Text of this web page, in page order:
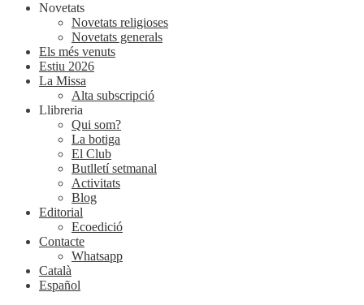
Novetats
Novetats religioses
Novetats generals
Els més venuts
Estiu 2026
La Missa
Alta subscripció
Llibreria
Qui som?
La botiga
El Club
Butlletí setmanal
Activitats
Blog
Editorial
Ecoedició
Contacte
Whatsapp
Català
Español